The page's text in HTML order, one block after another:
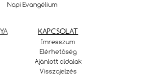
Napi Evangélium
KAPCSOLAT
Imresszum
Elérhetőség
Ajánlott oldalak
Visszajelzés